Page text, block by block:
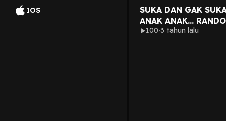
IOS
SUKA DAN GAK
ANAK ANAK...
BANGET YA?
100 3 tahun lalu